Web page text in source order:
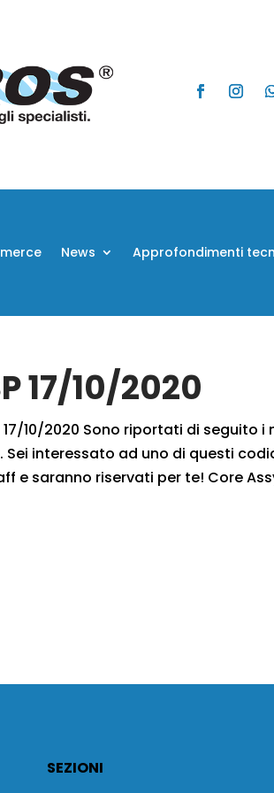
News Approfondimenti
17/10/2020
10/2020 Sono riportati di seguito
interessato ad uno di questi
e saranno riservati per te! Core
SEZIONI